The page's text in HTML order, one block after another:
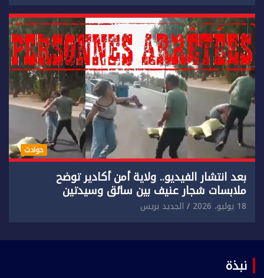
حوادث
بعد انتشار الفيديو.. ولاية أمن أكادير توضح
ملابسات شجار عنيف بين سائق وسيدتين
18 يوليو، 2026 الجديد بريس
نبذة